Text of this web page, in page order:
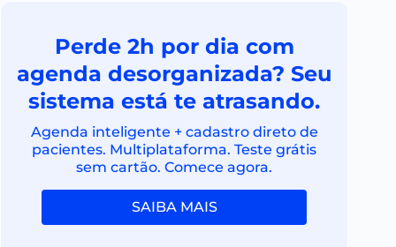
Perde 2h por dia com
agenda desorganizada? Seu
sistema está te atrasando.
Agenda inteligente + cadastro direto de
pacientes. Multiplataforma. Teste grátis
sem cartão. Comece agora.
SAIBA MAIS